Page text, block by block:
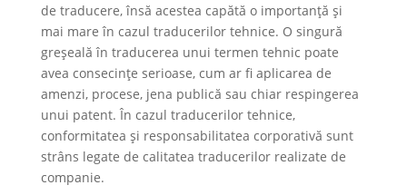
de traducere, însă acestea capătă o importanță și
mai mare în cazul traducerilor tehnice. O singură
greșeală în traducerea unui termen tehnic poate
avea consecințe serioase, cum ar fi aplicarea de
amenzi, procese, jena publică sau chiar respingerea
unui patent. În cazul traducerilor tehnice,
conformitatea și responsabilitatea corporativă sunt
strâns legate de calitatea traducerilor realizate de
companie.